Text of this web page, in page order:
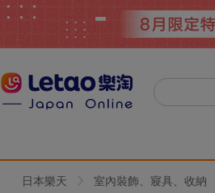
日本樂天 室內裝飾、寢具、收納